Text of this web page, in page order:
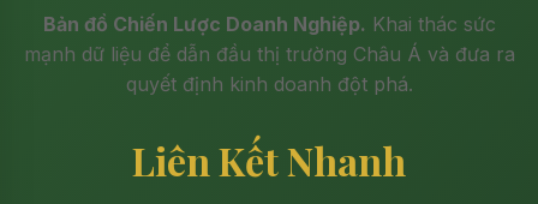
Bản đồ Chiến Lược Doanh Nghiệp. Khai thác sức
mạnh dữ liệu để dẫn đầu thị trường Châu Á và đưa ra
quyết định kinh doanh đột phá.
Liên Kết Nhanh